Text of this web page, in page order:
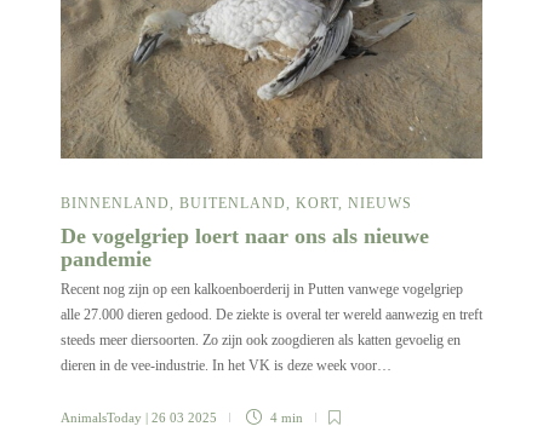
BINNENLAND BUITENLAND KORT NIEUWS
De vogelgriep loert naar ons als nieuwe
pandemie
Recent nog zijn op een kalkoenboerderij in Putten vanwege vogelgriep
alle 27.000 dieren gedood. De ziekte is overal ter wereld aanwezig en treft
steeds meer diersoorten. Zo zijn ook zoogdieren als katten gevoelig en
dieren in de vee-industrie. In het VK is deze week voor…
AnimalsToday | 26 03 2025 4 min